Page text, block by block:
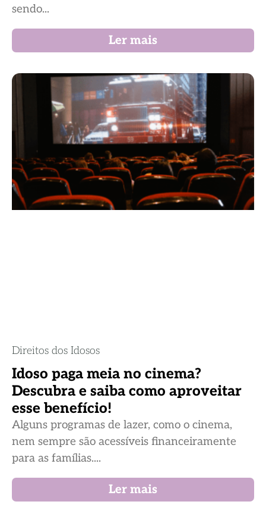
sendo...
Ler mais
Direitos dos Idosos
Idoso paga meia no cinema?
Descubra e saiba como aproveitar
esse benefício!
Alguns programas de lazer, como o cinema,
nem sempre são acessíveis financeiramente
para as famílias....
Ler mais